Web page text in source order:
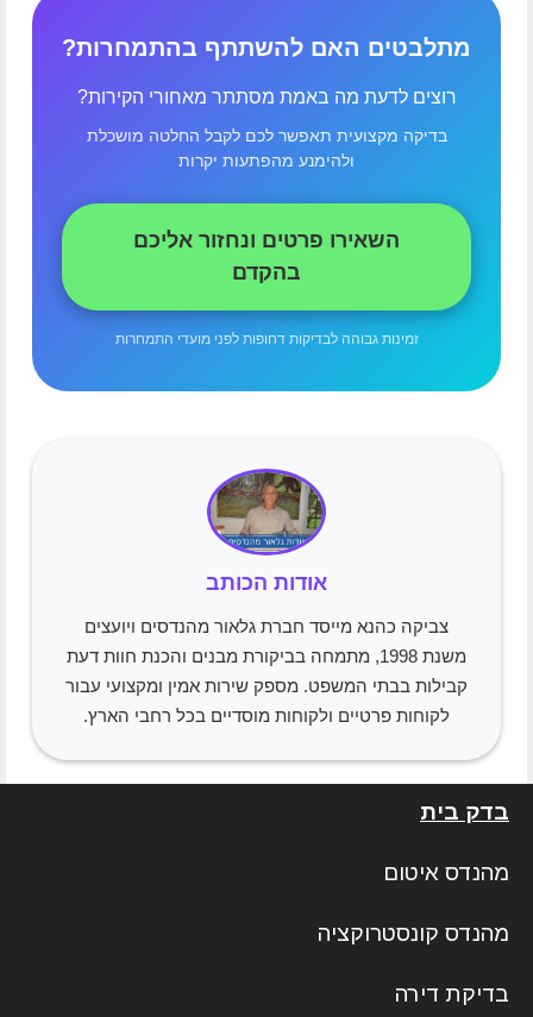
מתלבטים האם להשתתף בהתמחרות?
רוצים לדעת מה באמת מסתתר מאחורי הקירות?
בדיקה מקצועית תאפשר לכם לקבל החלטה מושכלת
ולהימנע מהפתעות יקרות
השאירו פרטים ונחזור אליכם
בהקדם
זמינות גבוהה לבדיקות דחופות לפני מועדי התמחרות
אודות הכותב
צביקה כהנא מייסד חברת גלאור מהנדסים ויועצים
משנת 1998, מתמחה בביקורת מבנים והכנת חוות דעת
קבילות בבתי המשפט. מספק שירות אמין ומקצועי עבור
לקוחות פרטיים ולקוחות מוסדיים בכל רחבי הארץ.
בדק בית
מהנדס איטום
מהנדס קונסטרוקציה
בדיקת דירה